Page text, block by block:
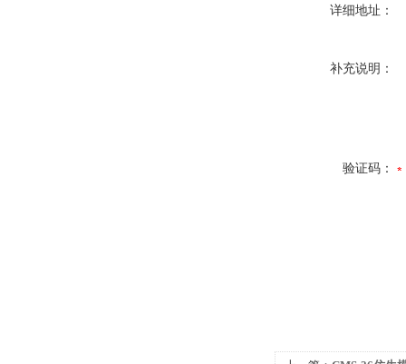
详细地址：
补充说明：
验证码：